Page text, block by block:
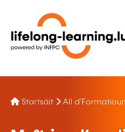
Startsäit All